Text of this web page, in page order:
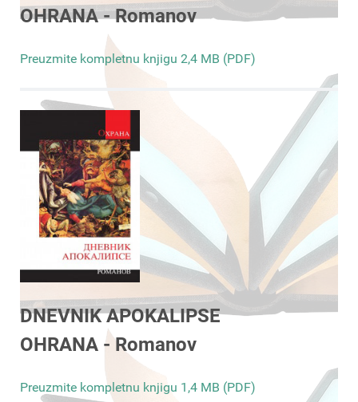
OHRANA - Romanov
Preuzmite kompletnu knjigu 2,4 MB (PDF)
DNEVNIK APOKALIPSE
OHRANA - Romanov
Preuzmite kompletnu knjigu 1,4 MB (PDF)